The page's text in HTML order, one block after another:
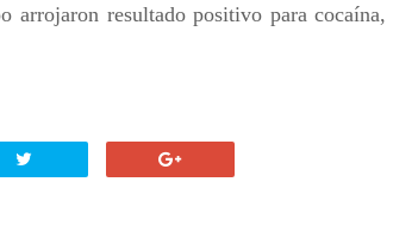
arrojaron resultado positivo para cocaína,